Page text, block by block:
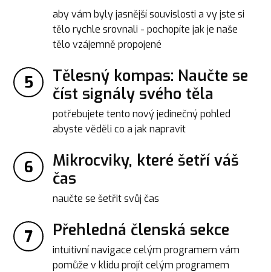
aby vám byly jasnější souvislosti a vy jste si
tělo rychle srovnali - pochopíte jak je naše
tělo vzájemně propojené
5
Tělesný kompas: Naučte se
číst signály svého těla
potřebujete tento nový jedinečný pohled
abyste věděli co a jak napravit
6
Mikrocviky, které šetří váš
čas
naučte se šetřit svůj čas
7 Přehledná členská sekce
intuitivní navigace celým programem vám
pomůže v klidu projít celým programem